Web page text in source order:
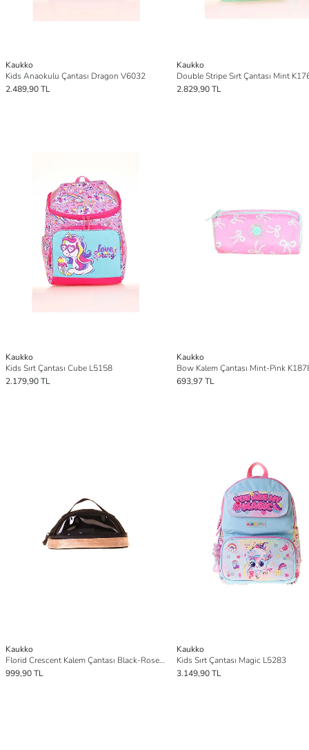
Kaukko
Kids Anaokulu Çantası Dragon V6032
2.489,90 TL
Kaukko
Double Stripe Sırt Çantası Mint
2.829,90 TL
Kaukko
Kids Sırt Çantası Cube L5158
2.179,90 TL
Kaukko
Bow Kalem Çantası Mint-Pink
693,97 TL
Kaukko
Florid Crescent Kalem Çantası Black-Rose K1860
999,90 TL
Kaukko
Kids Sırt Çantası Magic L5283
3.149,90 TL